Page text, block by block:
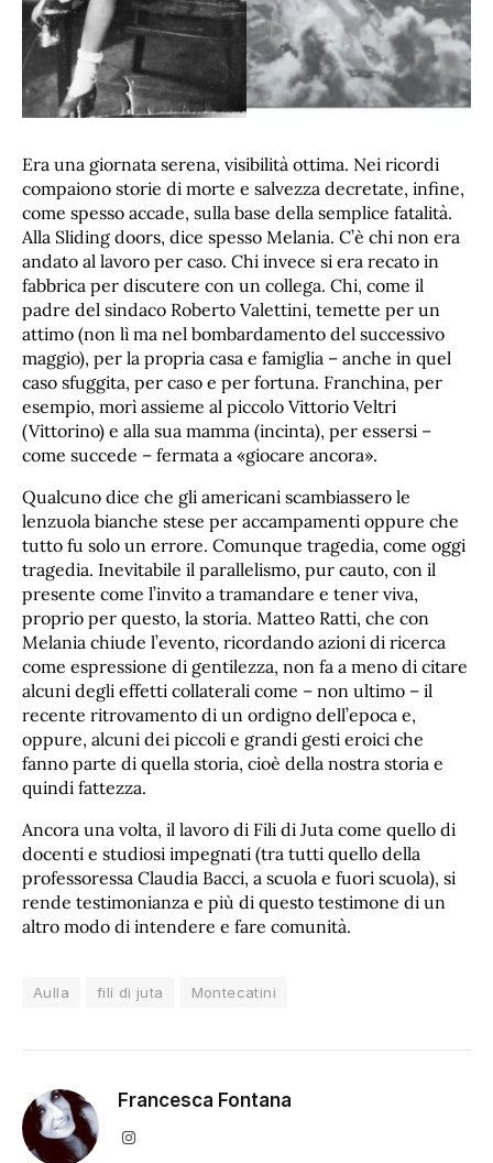
Era una giornata serena, visibilità ottima. Nei ricordi
compaiono storie di morte e salvezza decretate, infine,
come spesso accade, sulla base della semplice fatalità.
Alla Sliding doors, dice spesso Melania. C’è chi non era
andato al lavoro per caso. Chi invece si era recato in
fabbrica per discutere con un collega. Chi, come il
padre del sindaco Roberto Valettini, temette per un
attimo (non lì ma nel bombardamento del successivo
maggio), per la propria casa e famiglia – anche in quel
caso sfuggita, per caso e per fortuna. Franchina, per
esempio, morì assieme al piccolo Vittorio Veltri
(Vittorino) e alla sua mamma (incinta), per essersi –
come succede – fermata a «giocare ancora».
Qualcuno dice che gli americani scambiassero le
lenzuola bianche stese per accampamenti oppure che
tutto fu solo un errore. Comunque tragedia, come oggi
tragedia. Inevitabile il parallelismo, pur cauto, con il
presente come l’invito a tramandare e tener viva,
proprio per questo, la storia. Matteo Ratti, che con
Melania chiude l’evento, ricordando azioni di ricerca
come espressione di gentilezza, non fa a meno di citare
alcuni degli effetti collaterali come – non ultimo – il
recente ritrovamento di un ordigno dell’epoca e,
oppure, alcuni dei piccoli e grandi gesti eroici che
fanno parte di quella storia, cioè della nostra storia e
quindi fattezza.
Ancora una volta, il lavoro di Fili di Juta come quello di
docenti e studiosi impegnati (tra tutti quello della
professoressa Claudia Bacci, a scuola e fuori scuola), si
rende testimonianza e più di questo testimone di un
altro modo di intendere e fare comunità.
Aulla fili di juta Montecatini
Francesca Fontana
Instagram